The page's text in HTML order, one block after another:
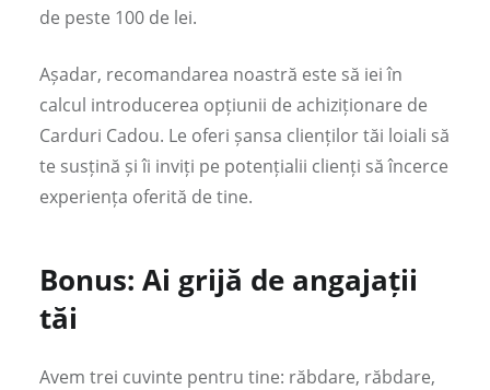
de peste 100 de lei.
Așadar, recomandarea noastră este să iei în
calcul introducerea opțiunii de achiziționare de
Carduri Cadou. Le oferi șansa clienților tăi loiali să
te susțină și îi inviți pe potențialii clienți să încerce
experiența oferită de tine.
Bonus: Ai grijă de angajații
tăi
Avem trei cuvinte pentru tine: răbdare, răbdare,